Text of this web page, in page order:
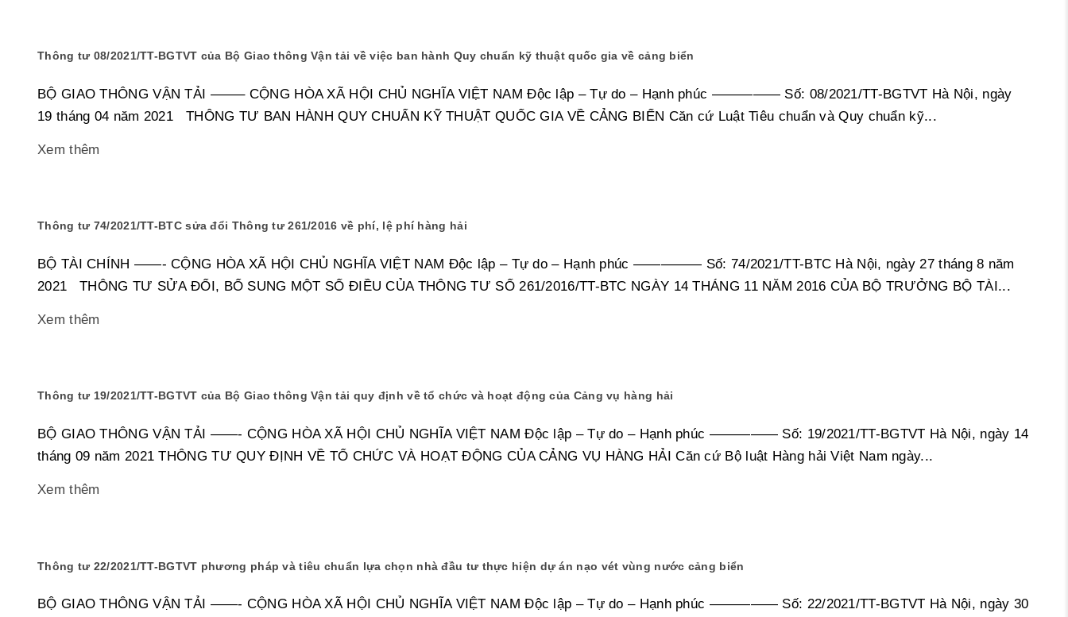
Thông tư 08/2021/TT-BGTVT của Bộ Giao thông Vận tải về việc ban hành Quy chuẩn kỹ thuật quốc gia về cảng biển
BỘ GIAO THÔNG VẬN TẢI ——– CỘNG HÒA XÃ HỘI CHỦ NGHĨA VIỆT NAM Độc lập – Tự do – Hạnh phúc ————— Số: 08/2021/TT-BGTVT Hà Nội, ngày
19 tháng 04 năm 2021 THÔNG TƯ BAN HÀNH QUY CHUẨN KỸ THUẬT QUỐC GIA VỀ CẢNG BIỂN Căn cứ Luật Tiêu chuẩn và Quy chuẩn kỹ...
Xem thêm
Thông tư 74/2021/TT-BTC sửa đổi Thông tư 261/2016 về phí, lệ phí hàng hải
BỘ TÀI CHÍNH ——- CỘNG HÒA XÃ HỘI CHỦ NGHĨA VIỆT NAM Độc lập – Tự do – Hạnh phúc ————— Số: 74/2021/TT-BTC Hà Nội, ngày 27 tháng 8 năm
2021 THÔNG TƯ SỬA ĐỔI, BỔ SUNG MỘT SỐ ĐIỀU CỦA THÔNG TƯ SỐ 261/2016/TT-BTC NGÀY 14 THÁNG 11 NĂM 2016 CỦA BỘ TRƯỞNG BỘ TÀI...
Xem thêm
Thông tư 19/2021/TT-BGTVT của Bộ Giao thông Vận tải quy định về tổ chức và hoạt động của Cảng vụ hàng hải
BỘ GIAO THÔNG VẬN TẢI ——- CỘNG HÒA XÃ HỘI CHỦ NGHĨA VIỆT NAM Độc lập – Tự do – Hạnh phúc ————— Số: 19/2021/TT-BGTVT Hà Nội, ngày 14
tháng 09 năm 2021 THÔNG TƯ QUY ĐỊNH VỀ TỔ CHỨC VÀ HOẠT ĐỘNG CỦA CẢNG VỤ HÀNG HẢI Căn cứ Bộ luật Hàng hải Việt Nam ngày...
Xem thêm
Thông tư 22/2021/TT-BGTVT phương pháp và tiêu chuẩn lựa chọn nhà đầu tư thực hiện dự án nạo vét vùng nước cảng biển
BỘ GIAO THÔNG VẬN TẢI ——- CỘNG HÒA XÃ HỘI CHỦ NGHĨA VIỆT NAM Độc lập – Tự do – Hạnh phúc ————— Số: 22/2021/TT-BGTVT Hà Nội, ngày 30